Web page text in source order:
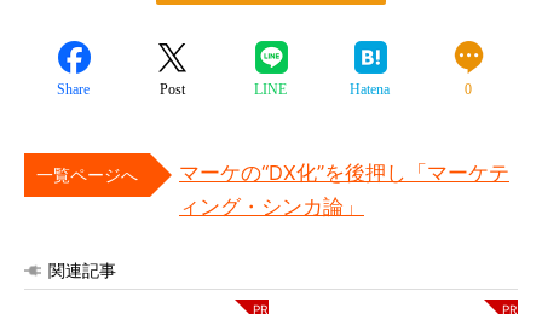
Share Post LINE Hatena 0
一覧ページへ
マーケの“DX化”を後押し「マーケテ
ィング・シンカ論」
関連記事